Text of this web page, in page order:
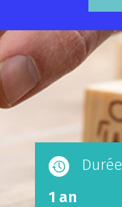
Durée
1 an